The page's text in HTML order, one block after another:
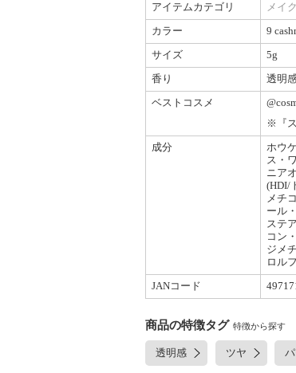
アイテムカテゴリ
メイ
カラー
9
サイズ
5g
香り
透明
ベストコスメ
※『
成分
ホウ
ス・
ニア
(HDI/
メチ
ール
ステ
コン
ジメ
ロル
JANコード
商品の特徴タグ 特徴から探す
透明感 ツヤ